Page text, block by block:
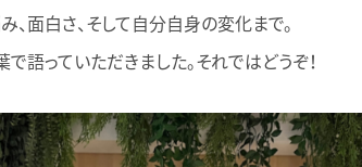
面白さ、そして自分自身の変化まで。
語っていただきました。それではどうぞ！